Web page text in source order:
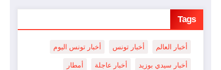
Tags
أخبار العالم أخبار تونس أخبار تونس اليوم
أخبار سيدي بوزيد أخبار عاجلة أمطار